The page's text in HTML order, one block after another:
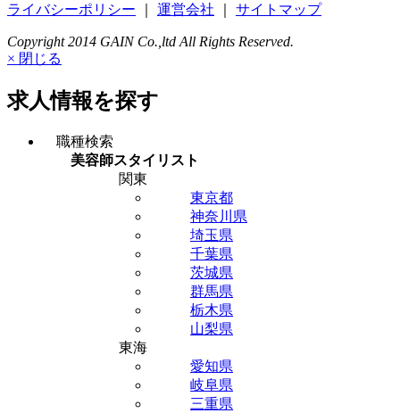
ライバシーポリシー
運営会社 サイトマップ
Copyright 2014 GAIN Co.,ltd All Rights Reserved.
× 閉じる
求人情報を探す
職種検索
美容師スタイリスト
関東
東京都
神奈川県
埼玉県
千葉県
茨城県
群馬県
栃木県
山梨県
東海
愛知県
岐阜県
三重県